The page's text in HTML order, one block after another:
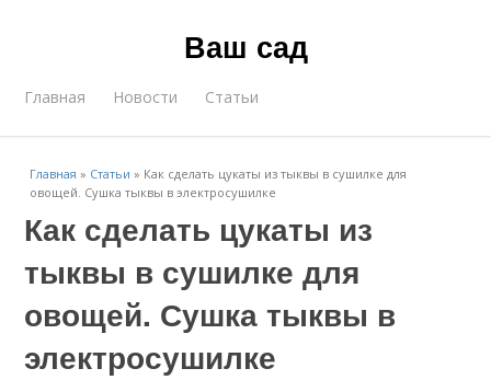
Ваш сад
Главная Новости Статьи
Главная » Статьи » Как сделать цукаты из тыквы в сушилке для
овощей. Сушка тыквы в электросушилке
Как сделать цукаты из
тыквы в сушилке для
овощей. Сушка тыквы в
электросушилке